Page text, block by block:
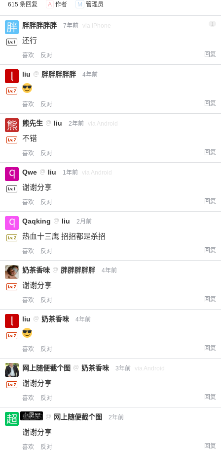
615 条回复 A 作者 M 管理员
胖胖胖胖胖 7年前 via iPhone
还行
喜欢 反对 回复
liu @ 胖胖胖胖胖 4年前
喜欢 反对 回复
熊先生 @ liu 2年前 via Android
不错
喜欢 反对 回复
Qwe @ liu 1年前 via Android
谢谢分享
喜欢 反对 回复
Qaqking @ liu 2月前
热血十三鹰 招招都是杀招
喜欢 反对 回复
奶茶香味 @ 胖胖胖胖胖 4年前
谢谢分享
喜欢 反对 回复
liu @ 奶茶香味 4年前
喜欢 反对 回复
网上随便截个图 @ 奶茶香味 3年前 via Android
谢谢分享
喜欢 反对 回复
小黑屋
超凶的 @ 网上随便截个图 2年前
谢谢分享
喜欢 反对 回复